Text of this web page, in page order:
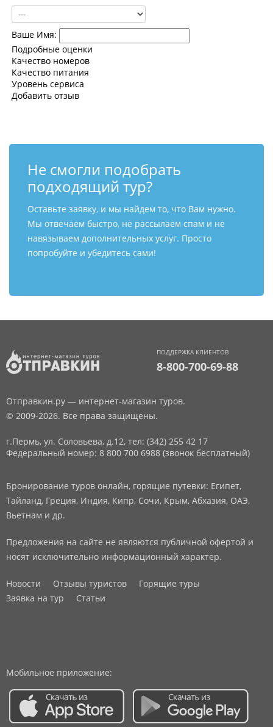
Ваше Имя:
Подробные оценки
Качество номеров
Качество питания
Уровень сервиса
Добавить отзыв
Не смогли подобрать
подходящий тур?
Оставьте заявку, и мы найдем то, что Вам нужно.
Мы отвечаем быстро, не рассылаем спам и не
навязываем дополнительных услуг. Просто
попробуйте и убедитесь сами!
ПОДДЕРЖКА КЛИЕНТОВ
8-800-700-69-88
Отправкин.ру — интернет-магазин туров.
© 2009-2026. Все права защищены.
г.Пермь, ул. Соловьева, д.12, тел: (342) 255 42 17
Федеральный номер: 8 800 700 6988 (звонок бесплатный)
Бронирование туров онлайн, горящие путевки: Египет,
Тайланд, Греция, Индия, Кипр, Сочи, Крым, Абхазия, ОАЭ,
Вьетнам и др.
Предложения на сайте не являются публичной офертой и
носят исключительно информационный характер.
Новости Отзывы туристов
Горящие туры
Заявка на тур
Статьи
Мобильное приложение: